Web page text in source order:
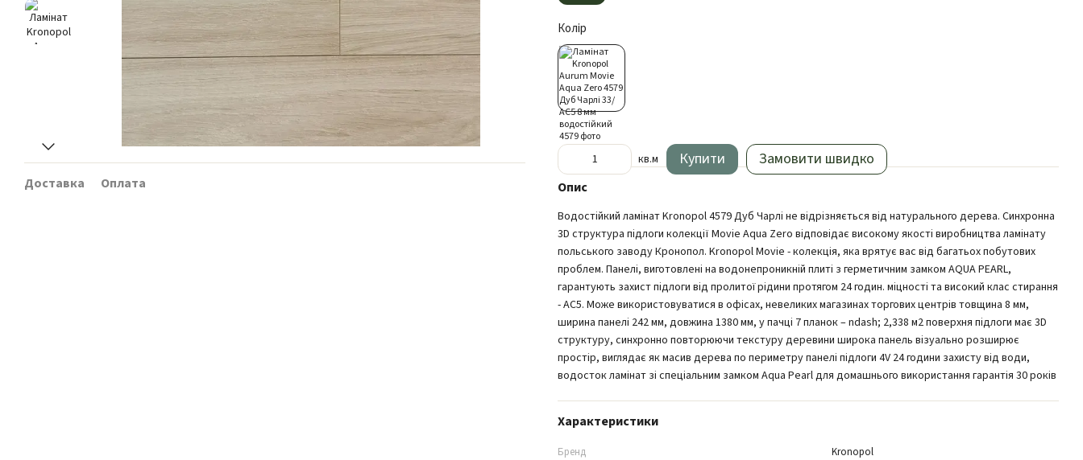
Доставка Оплата
Колір
кв.м Купити Замовити швидко
Опис
Водостійкий ламінат Kronopol 4579 Дуб Чарлі не відрізняється від натурального дерева. Синхронна
3D структура підлоги колекції Movie Aqua Zero відповідає високому якості виробництва ламінату
польського заводу Кронопол. Kronopol Movie - колекція, яка врятує вас від багатьох побутових
проблем. Панелі, виготовлені на водонепроникній плиті з герметичним замком AQUA PEARL,
гарантують захист підлоги від пролитої рідини протягом 24 годин. міцності та високий клас стирання
- АС5. Може використовуватися в офісах, невеликих магазинах торгових центрів товщина 8 мм,
ширина панелі 242 мм, довжина 1380 мм, у пачці 7 планок – ndash; 2,338 м2 поверхня підлоги має 3D
структуру, синхронно повторюючи текстуру деревини широка панель візуально розширює
простір, виглядає як масив дерева по периметру панелі підлоги 4V 24 години захисту від води,
водосток ламінат зі спеціальним замком Aqua Pearl для домашнього використання гарантія 30 років
Характеристики
Бренд
Kronopol